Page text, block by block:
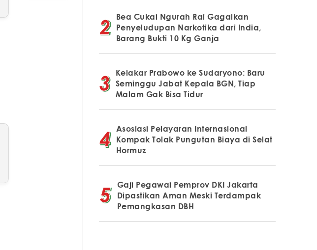
Bea Cukai Ngurah Rai Gagalkan
Penyeludupan Narkotika dari India,
Barang Bukti 10 Kg Ganja
Kelakar Prabowo ke Sudaryono: Baru
Seminggu Jabat Kepala BGN, Tiap
Malam Gak Bisa Tidur
Asosiasi Pelayaran Internasional
Kompak Tolak Pungutan Biaya di Selat
Hormuz
Gaji Pegawai Pemprov DKI Jakarta
Dipastikan Aman Meski Terdampak
Pemangkasan DBH